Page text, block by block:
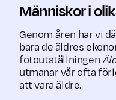
Människor i
Genom åren har vi
bara de äldres
fotoutställningen
utmanar vår ofta
att vara äldre.